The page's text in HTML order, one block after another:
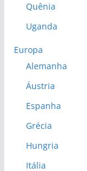
Quênia
Uganda
Europa
Alemanha
Áustria
Espanha
Grécia
Hungria
Itália